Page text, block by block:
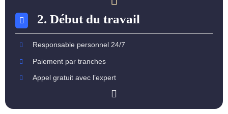
2. Début du travail
Responsable personnel 24/7
Paiement par tranches
Appel gratuit avec l’expert